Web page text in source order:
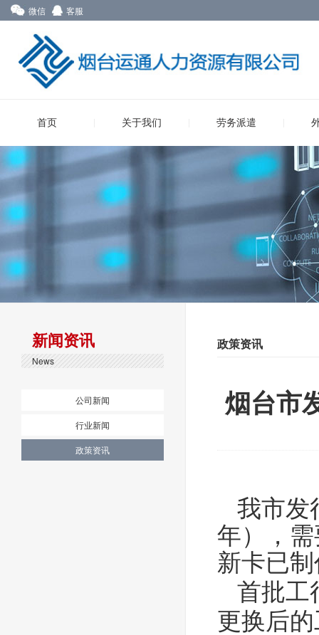
微信 客服
首页 关于我们 劳务派遣
新闻资讯
News
公司新闻
行业新闻
政策资讯
政策资讯
烟台市
我市发
年），
新卡已
首批工
更换后